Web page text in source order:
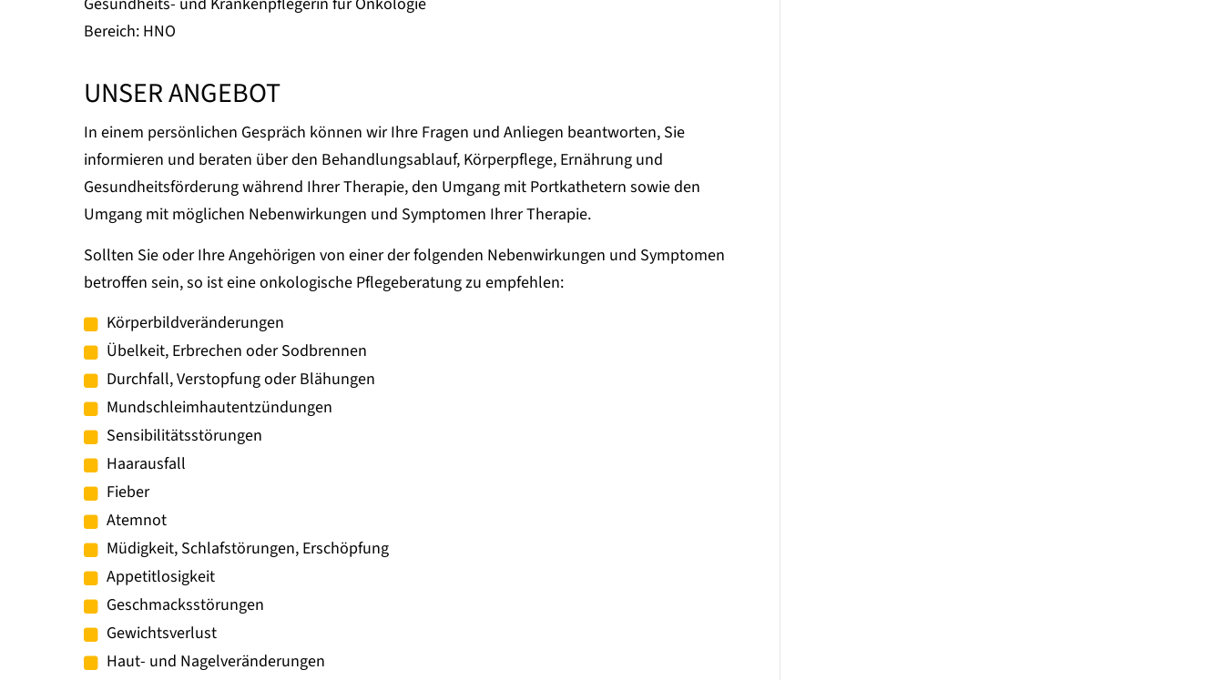
Bereich: HNO
UNSER ANGEBOT
In einem persönlichen Gespräch können wir Ihre Fragen und Anliegen beantworten, Sie
informieren und beraten über den Behandlungsablauf, Körperpflege, Ernährung und
Gesundheitsförderung während Ihrer Therapie, den Umgang mit Portkathetern sowie den
Umgang mit möglichen Nebenwirkungen und Symptomen Ihrer Therapie.
Sollten Sie oder Ihre Angehörigen von einer der folgenden Nebenwirkungen und Symptomen
betroffen sein, so ist eine onkologische Pflegeberatung zu empfehlen:
Körperbildveränderungen
Übelkeit, Erbrechen oder Sodbrennen
Durchfall, Verstopfung oder Blähungen
Mundschleimhautentzündungen
Sensibilitätsstörungen
Haarausfall
Fieber
Atemnot
Müdigkeit, Schlafstörungen, Erschöpfung
Appetitlosigkeit
Geschmacksstörungen
Gewichtsverlust
Haut- und Nagelveränderungen